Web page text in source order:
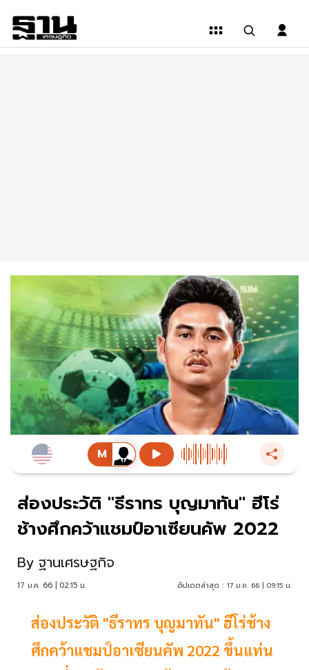
ส่องประวัติ "ธีราทร บุญมาทัน" ฮีโร่
ช้างศึกคว้าแชมป์อาเซียนคัพ 2022
By ฐานเศรษฐกิจ
17 ม.ค. 66 | 02:15 น. อัปเดตล่าสุด : 17 ม.ค. 66 | 09:15 น.
ส่องประวัติ "ธีราทร บุญมาทัน" ฮีโร่ช้าง
ศึกคว้าแชมป์อาเซียนคัพ 2022 ขึ้นแท่น